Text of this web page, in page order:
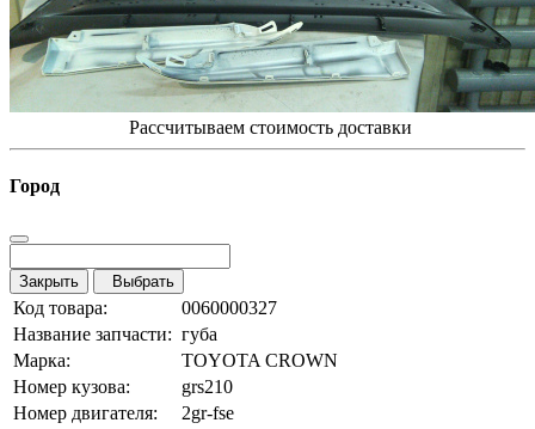
Рассчитываем стоимость доставки
Город
Закрыть Выбрать
Код товара:
0060000327
Название запчасти: губа
Марка:
TOYOTA CROWN
Номер кузова:
grs210
Номер двигателя:
2gr-fse